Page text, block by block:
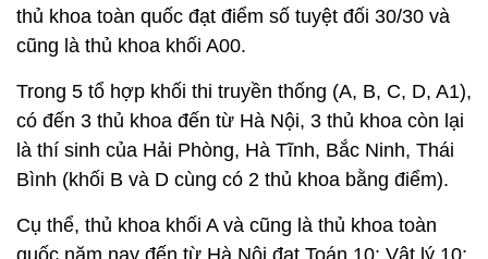
thủ khoa toàn quốc đạt điểm số tuyệt đối 30/30 và
cũng là thủ khoa khối A00.
Trong 5 tổ hợp khối thi truyền thống (A, B, C, D, A1),
có đến 3 thủ khoa đến từ Hà Nội, 3 thủ khoa còn lại
là thí sinh của Hải Phòng, Hà Tĩnh, Bắc Ninh, Thái
Bình (khối B và D cùng có 2 thủ khoa bằng điểm).
Cụ thể, thủ khoa khối A và cũng là thủ khoa toàn
quốc năm nay đến từ Hà Nội đạt Toán 10; Vật lý 10;